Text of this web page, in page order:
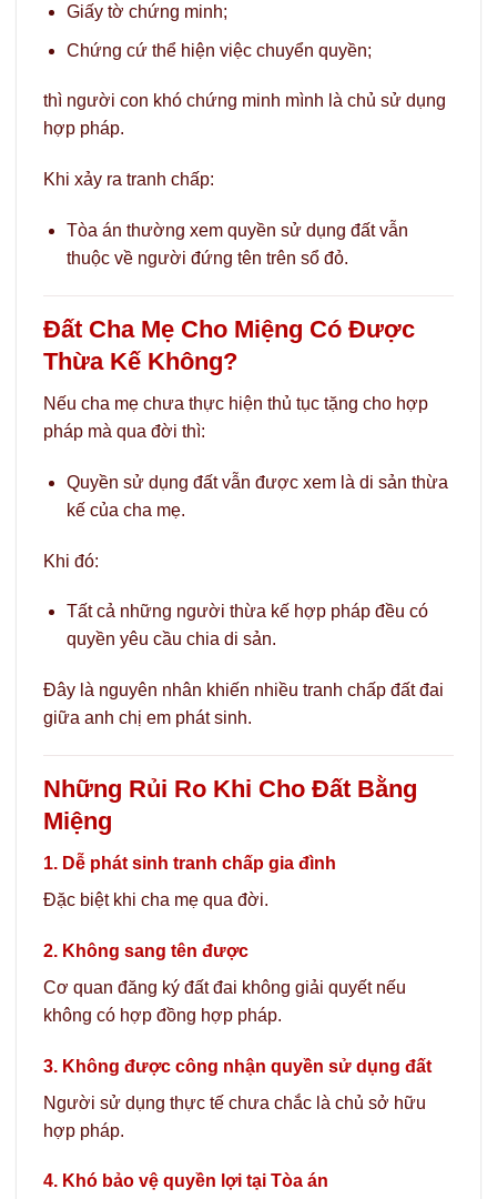
Giấy tờ chứng minh;
Chứng cứ thể hiện việc chuyển quyền;
thì người con khó chứng minh mình là chủ sử dụng
hợp pháp.
Khi xảy ra tranh chấp:
Tòa án thường xem quyền sử dụng đất vẫn
thuộc về người đứng tên trên sổ đỏ.
Đất Cha Mẹ Cho Miệng Có Được
Thừa Kế Không?
Nếu cha mẹ chưa thực hiện thủ tục tặng cho hợp
pháp mà qua đời thì:
Quyền sử dụng đất vẫn được xem là di sản thừa
kế của cha mẹ.
Khi đó:
Tất cả những người thừa kế hợp pháp đều có
quyền yêu cầu chia di sản.
Đây là nguyên nhân khiến nhiều tranh chấp đất đai
giữa anh chị em phát sinh.
Những Rủi Ro Khi Cho Đất Bằng
Miệng
1. Dễ phát sinh tranh chấp gia đình
Đặc biệt khi cha mẹ qua đời.
2. Không sang tên được
Cơ quan đăng ký đất đai không giải quyết nếu
không có hợp đồng hợp pháp.
3. Không được công nhận quyền sử dụng đất
Người sử dụng thực tế chưa chắc là chủ sở hữu
hợp pháp.
4. Khó bảo vệ quyền lợi tại Tòa án